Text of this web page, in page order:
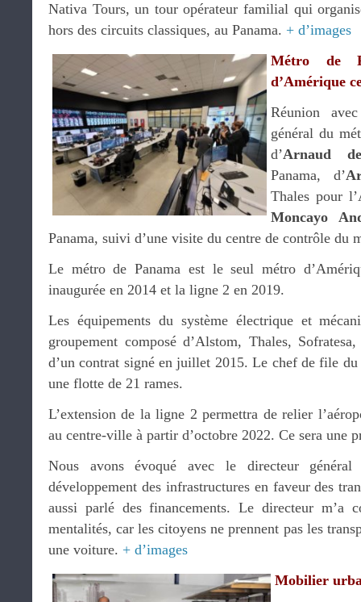
Nativa Tours, un tour opérateur familial qui
hors des circuits classiques, au Panama. + d’images
Métro de
d’Amérique
Réunion
général du
d’Arnaud
Panama, d’
Thales pour
Moncayo
Panama, suivi d’une visite du centre de contrôle du
Le métro de Panama est le seul métro
inaugurée en 2014 et la ligne 2 en 2019.
Les équipements du système électrique et
groupement composé d’Alstom, Thales,
d’un contrat signé en juillet 2015. Le chef de file
une flotte de 21 rames.
L’extension de la ligne 2 permettra de relier
au centre-ville à partir d’octobre 2022. Ce sera une
Nous avons évoqué avec le directeur
développement des infrastructures en faveur des
aussi parlé des financements. Le directeur m’a
mentalités, car les citoyens ne prennent pas les
une voiture. + d’images
Mobilier